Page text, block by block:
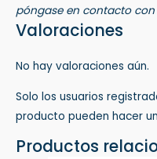
póngase en contacto
Valoraciones
No hay valoraciones aún.
Solo los usuarios
producto pueden hacer
Productos